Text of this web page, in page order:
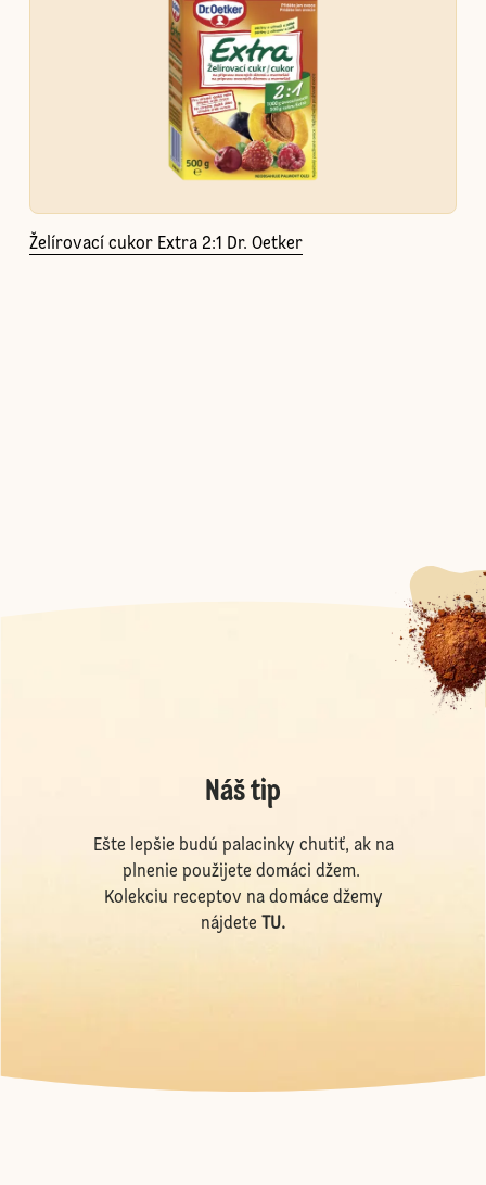
Želírovací cukor Extra 2:1 Dr. Oetker
Náš tip
Ešte lepšie budú palacinky chutiť, ak na
plnenie použijete domáci džem.
Kolekciu receptov na domáce džemy
nájdete TU.